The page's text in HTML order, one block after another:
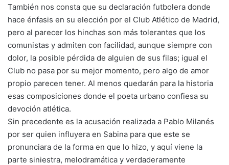
También nos consta que su declaración futbolera donde
hace énfasis en su elección por el Club Atlético de Madrid,
pero al parecer los hinchas son más tolerantes que los
comunistas y admiten con facilidad, aunque siempre con
dolor, la posible pérdida de alguien de sus filas; igual el
Club no pasa por su mejor momento, pero algo de amor
propio parecen tener. Al menos quedarán para la historia
esas composiciones donde el poeta urbano confiesa su
devoción atlética.
Sin precedente es la acusación realizada a Pablo Milanés
por ser quien influyera en Sabina para que este se
pronunciara de la forma en que lo hizo, y aquí viene la
parte siniestra, melodramática y verdaderamente